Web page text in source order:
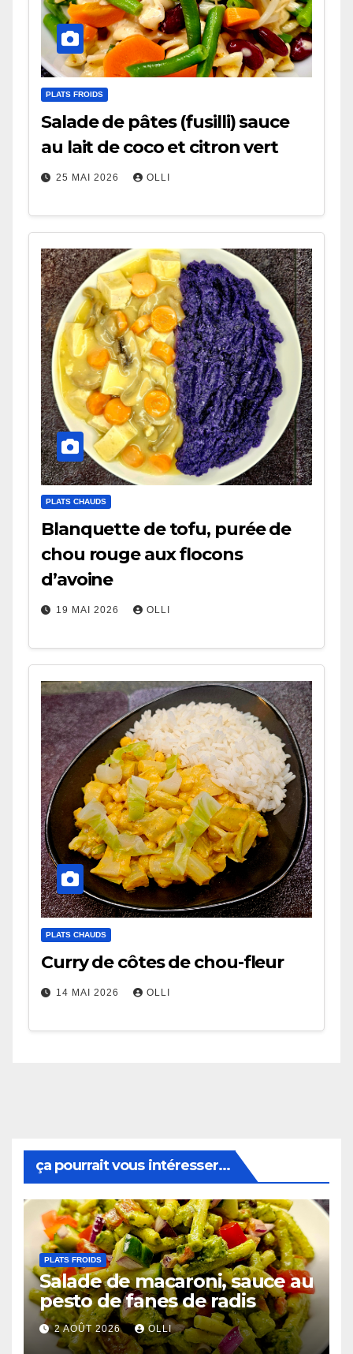
PLATS FROIDS
Salade de pâtes (fusilli) sauce
au lait de coco et citron vert
25 MAI 2026 OLLI
PLATS CHAUDS
Blanquette de tofu, purée de
chou rouge aux flocons
d’avoine
19 MAI 2026 OLLI
PLATS CHAUDS
Curry de côtes de chou-fleur
14 MAI 2026 OLLI
ça pourrait vous intéresser...
PLATS FROIDS
Salade de macaroni, sauce au
pesto de fanes de radis
2 AOÛT 2026 OLLI